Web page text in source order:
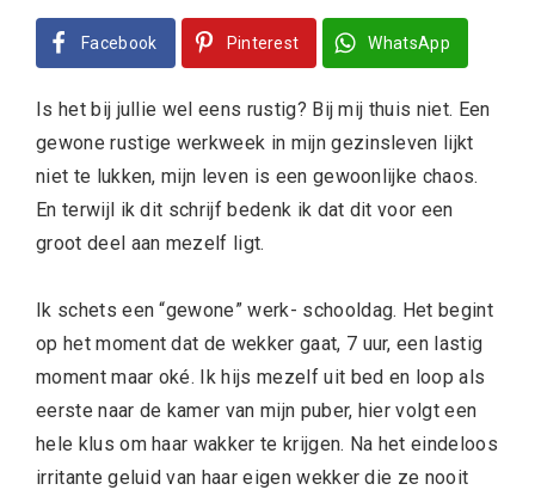
Facebook Pinterest WhatsApp
Is het bij jullie wel eens rustig? Bij mij thuis niet. Een
gewone rustige werkweek in mijn gezinsleven lijkt
niet te lukken, mijn leven is een gewoonlijke chaos.
En terwijl ik dit schrijf bedenk ik dat dit voor een
groot deel aan mezelf ligt.
Ik schets een “gewone” werk- schooldag. Het begint
op het moment dat de wekker gaat, 7 uur, een lastig
moment maar oké. Ik hijs mezelf uit bed en loop als
eerste naar de kamer van mijn puber, hier volgt een
hele klus om haar wakker te krijgen. Na het eindeloos
irritante geluid van haar eigen wekker die ze nooit